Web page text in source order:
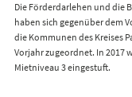
Die Förderdarlehen und die
haben sich gegenüber dem
die Kommunen des Kreises
Vorjahr zugeordnet. In 2017
Mietniveau 3 eingestuft.